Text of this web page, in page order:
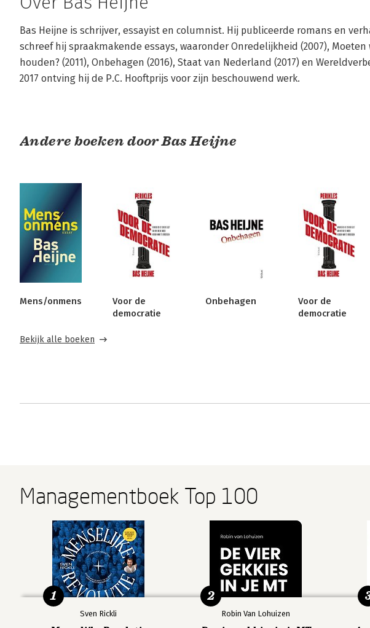
Bas Heijne is schrijver, essayist en columnist. Hij publiceerde romans en
schreef hij spraakmakende essays, waaronder Onredelijkheid (2007), Moeten
houden? (2011), Onbehagen (2016), Staat van Nederland (2017) en
2017 ontving hij de P.C. Hooftprijs voor zijn beschouwend werk.
Andere boeken door Bas Heijne
Mens/onmens
Voor de
democratie
Onbehagen
Voor de
democratie
Bekijk alle boeken
Managementboek Top 100
Sven Rickli
1
Robin Van Lohuizen
2